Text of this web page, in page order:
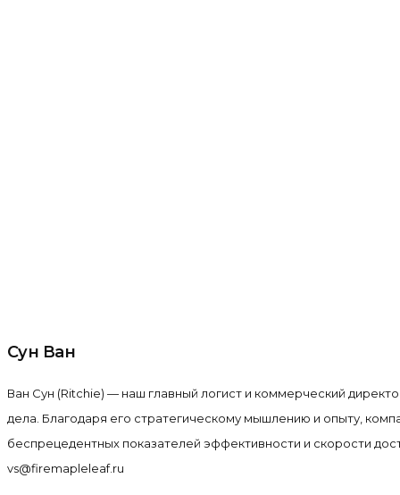
Сун Ван
Ван Сун (Ritchie) — наш главный логист и коммерческий
дела. Благодаря его стратегическому мышлению и опыту,
беспрецедентных показателей эффективности и скорости
vs@firemapleleaf.ru